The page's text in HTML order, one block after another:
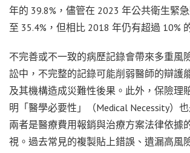
年的 39.8%，儘管在 2023 年公共衛生緊
至 35.4%，但相比 2018 年仍有超過 10%
不完善或不一致的病歷記錄會帶來多重風
訟中，不完整的記錄可能削弱醫師的辯護
及其機構造成災難性後果。此外，保險理
明「醫學必要性」（Medical Necessity）
兩者是醫療費用報銷與治療方案法律依據
視。過去常見的複製貼上錯誤、遺漏高風